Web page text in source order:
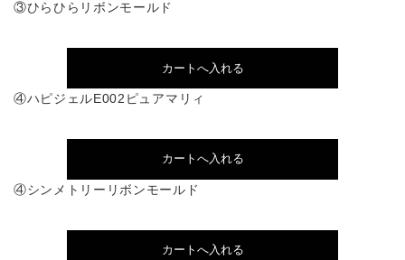
③ひらひらリボンモールド
④ハピジェルE002ピュアマリィ
④シンメトリーリボンモールド